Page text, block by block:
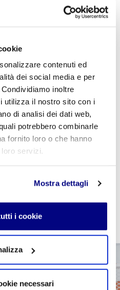
contenuti ed
dei social media e per
inoltre
utilizza il nostro sito con i
di analisi dei dati web,
potrebbero combinarle
fornito loro o che hanno
servizi.
Mostra dettagli
i cookie
necessari
Traumi nello Sport
4^INFO, 4^TUR, 5^INFO,
utilizza il coupon
di checkout per azzerare
CARRELLO